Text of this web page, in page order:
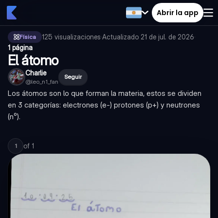
Abrir la app
Física 125 visualizaciones·Actualizado 21 de jul. de 2026·
1 página
El átomo
Charlie
@leo_n1_fan
Seguir
Los átomos son lo que forman la materia, estos se dividen
en 3 categorías: electrones (e-) protones (p+) y neutrones
(n⁰).
1 of 1